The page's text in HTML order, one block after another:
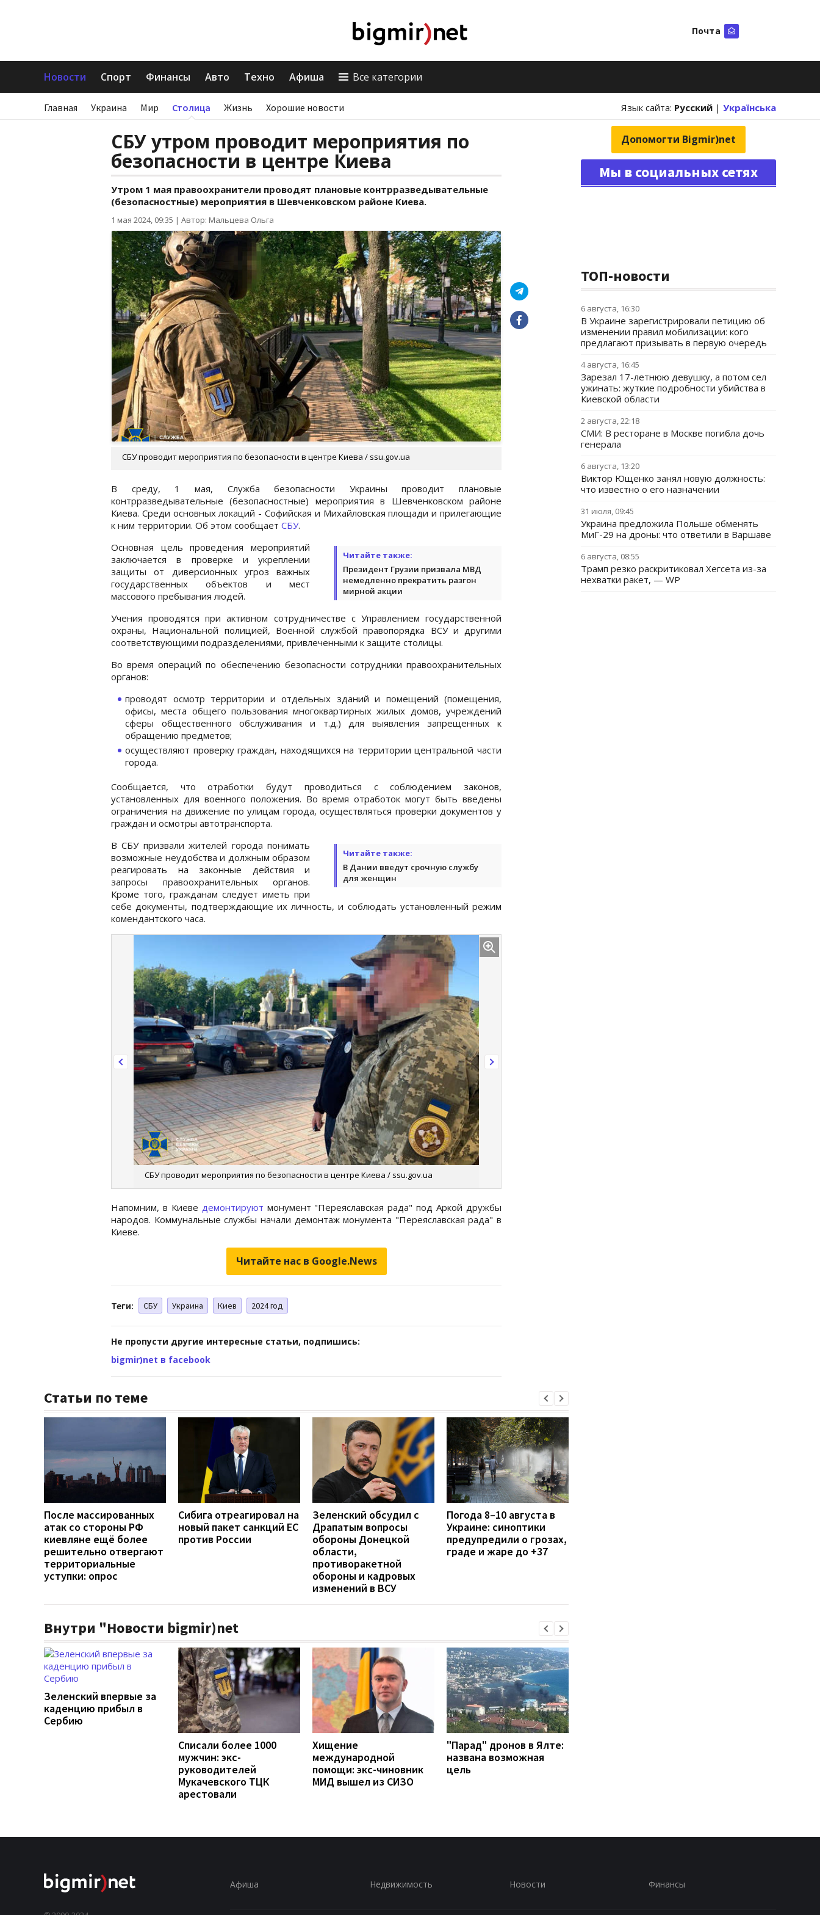
Почта
Новости Спорт Финансы Авто Техно Афиша Все категории
Главная Украина Мир Столица Жизнь Хорошие новости Язык сайта: Русский | Українська
СБУ утром проводит мероприятия по
безопасности в центре Киева
Утром 1 мая правоохранители проводят плановые контрразведывательные
(безопасностные) мероприятия в Шевченковском районе Киева.
1 мая 2024, 09:35 | Автор: Мальцева Ольга
СБУ проводит мероприятия по безопасности в центре Киева / ssu.gov.ua
В среду, 1 мая, Служба безопасности Украины проводит плановые
контрразведывательные (безопасностные) мероприятия в Шевченковском районе
Киева. Среди основных локаций - Софийская и Михайловская площади и прилегающие
к ним территории. Об этом сообщает СБУ.
Читайте также:
Президент Грузии призвала МВД
немедленно прекратить разгон
мирной акции
Основная цель проведения мероприятий
заключается в проверке и укреплении
защиты от диверсионных угроз важных
государственных объектов и мест
массового пребывания людей.
Учения проводятся при активном сотрудничестве с Управлением государственной
охраны, Национальной полицией, Военной службой правопорядка ВСУ и другими
соответствующими подразделениями, привлеченными к защите столицы.
Во время операций по обеспечению безопасности сотрудники правоохранительных
органов:
проводят осмотр территории и отдельных зданий и помещений (помещения,
офисы, места общего пользования многоквартирных жилых домов, учреждений
сферы общественного обслуживания и т.д.) для выявления запрещенных к
обращению предметов;
осуществляют проверку граждан, находящихся на территории центральной части
города.
Сообщается, что отработки будут проводиться с соблюдением законов,
установленных для военного положения. Во время отработок могут быть введены
ограничения на движение по улицам города, осуществляться проверки документов у
граждан и осмотры автотранспорта.
Читайте также:
В Дании введут срочную службу
для женщин
В СБУ призвали жителей города понимать
возможные неудобства и должным образом
реагировать на законные действия и
запросы правоохранительных органов.
Кроме того, гражданам следует иметь при
себе документы, подтверждающие их личность, и соблюдать установленный режим
комендантского часа.
СБУ проводит мероприятия по безопасности в центре Киева / ssu.gov.ua
Напомним, в Киеве демонтируют монумент "Переяславская рада" под Аркой дружбы
народов. Коммунальные службы начали демонтаж монумента "Переяславская рада" в
Киеве.
Читайте нас в Google.News
Теги: СБУ Украина Киев 2024 год
Не пропусти другие интересные статьи, подпишись:
bigmir)net в facebook
Статьи по теме
После массированных
атак со стороны РФ
киевляне ещё более
решительно отвергают
территориальные
уступки: опрос
Сибига отреагировал на
новый пакет санкций ЕС
против России
Зеленский обсудил с
Драпатым вопросы
обороны Донецкой
области,
противоракетной
обороны и кадровых
изменений в ВСУ
Погода 8–10 августа в
Украине: синоптики
предупредили о грозах,
граде и жаре до +37
Внутри "Новости bigmir)net
Зеленский впервые за
каденцию прибыл в
Сербию
Списали более 1000
мужчин: экс-
руководителей
Мукачевского ТЦК
арестовали
Хищение
международной
помощи: экс-чиновник
МИД вышел из СИЗО
"Парад" дронов в Ялте:
названа возможная
цель
Допомогти Bigmir)net
Мы в социальных сетях
ТОП-новости
6 августа, 16:30
В Украине зарегистрировали петицию об
изменении правил мобилизации: кого
предлагают призывать в первую очередь
4 августа, 16:45
Зарезал 17-летнюю девушку, а потом сел
ужинать: жуткие подробности убийства в
Киевской области
2 августа, 22:18
СМИ: В ресторане в Москве погибла дочь
генерала
6 августа, 13:20
Виктор Ющенко занял новую должность:
что известно о его назначении
31 июля, 09:45
Украина предложила Польше обменять
МиГ-29 на дроны: что ответили в Варшаве
6 августа, 08:55
Трамп резко раскритиковал Хегсета из-за
нехватки ракет, — WP
Афиша Недвижимость Новости Финансы